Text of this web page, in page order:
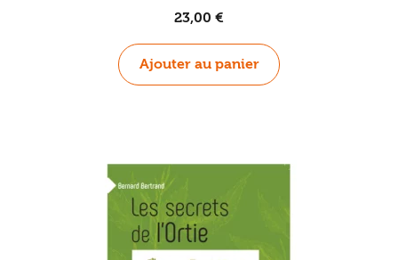
23,00 €
Ajouter au panier